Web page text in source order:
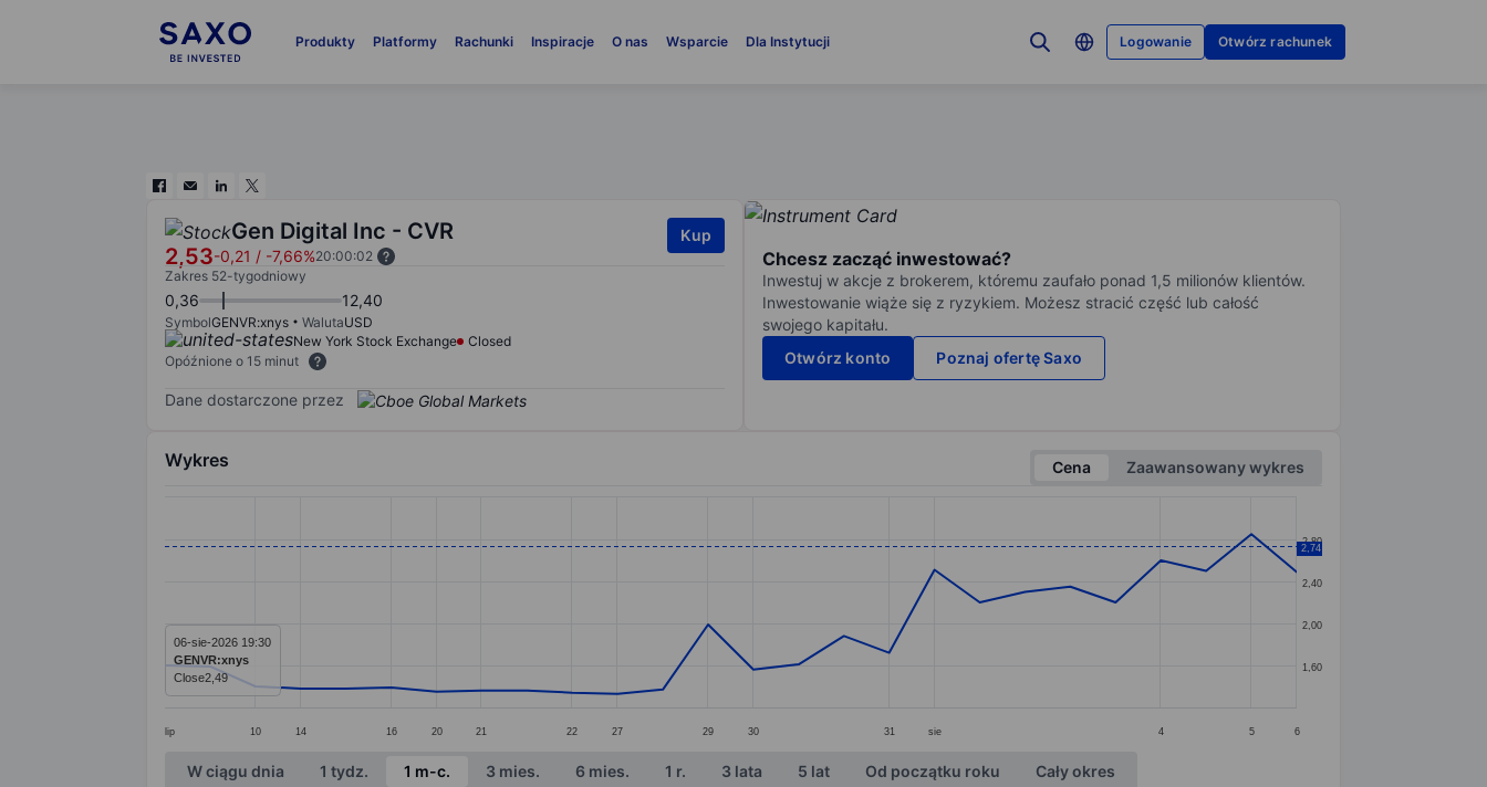
Produkty Platformy Rachunki Inspiracje O nas Wsparcie Dla Instytucji Logowanie Otwórz rachunek
Gen Digital Inc - CVR
2,53-0,21 / -7,66%20:00:02
Kup
Zakres 52-tygodniowy
0,36 12,40
SymbolGENVR:xnys WalutaUSD
New York Stock Exchange
Closed
Opóźnione o 15 minut
Dane dostarczone przez
Chcesz zacząć inwestować?
Inwestuj w akcje z brokerem, któremu zaufało ponad 1,5 milionów klientów.
Inwestowanie wiąże się z ryzykiem. Możesz stracić część lub całość
swojego kapitału.
Otwórz konto
Poznaj ofertę Saxo
Wykres Cena
Zaawansowany wykres
Line chart with 26 data points.
lip 10 14 16 20 21 22 27 29 30 31 sie 4 5 6
1,60
2,00
2,40
2,80
2,74
06-sie-2026 19:30
GENVR:xnys
Close2,49
End of interactive chart.
W ciągu dnia 1 tydz. 1 m-c. 3 mies. 6 mies. 1 r. 3 lata 5 lat Od początku roku Cały okres